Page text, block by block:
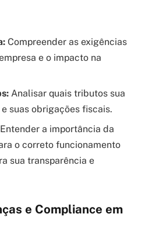
Compreender as exigências
e o impacto na
Analisar quais tributos sua
suas obrigações fiscais.
Entender a importância da
o correto funcionamento
sua transparência e
e Compliance em